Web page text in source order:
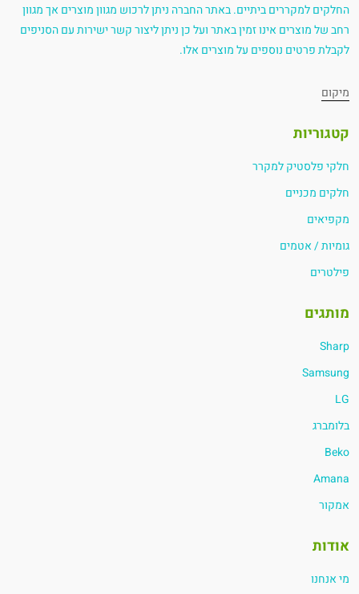
החלקים למקררים ביתיים. באתר החברה ניתן לרכוש מגוון מוצרים אך מגוון
רחב של מוצרים אינו זמין באתר ועל כן ניתן ליצור קשר ישירות עם הסניפים
לקבלת פרטים נוספים על מוצרים אלו.
מיקום
קטגוריות
חלקי פלסטיק למקרר
חלקים מכניים
מקפיאים
גומיות / אטמים
פילטרים
מותגים
Sharp
Samsung
LG
בלומברג
Beko
Amana
אמקור
אודות
מי אנחנו